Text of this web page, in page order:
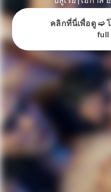
คลิกที่นี่เพื่อดู ➫️
full
คลิกที่นี่เพื่อดู ➫️ โอกา
Grow your reach, earn more,
what matters: delivering